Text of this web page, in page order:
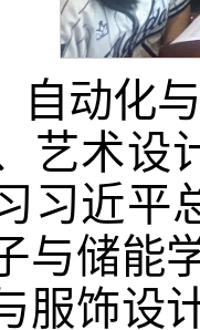
自动化
艺术设
习近平
与储能
服饰设